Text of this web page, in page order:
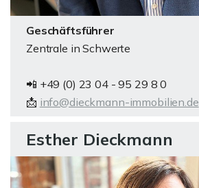
Geschäftsführer
Zentrale in Schwerte
📲 +49 (0) 23 04 - 95 29 8 0
📩 info@dieckmann-immobilien.de
Esther Dieckmann